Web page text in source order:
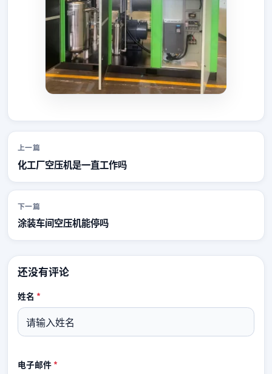
上一篇
化工厂空压机是一直工作吗
下一篇
涂装车间空压机能停吗
还没有评论
姓名 *
电子邮件*